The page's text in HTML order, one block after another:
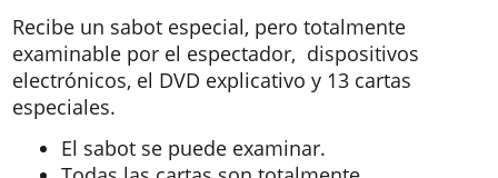
Recibe un sabot especial, pero totalmente
examinable por el espectador, dispositivos
electrónicos, el DVD explicativo y 13 cartas
especiales.
El sabot se puede examinar.